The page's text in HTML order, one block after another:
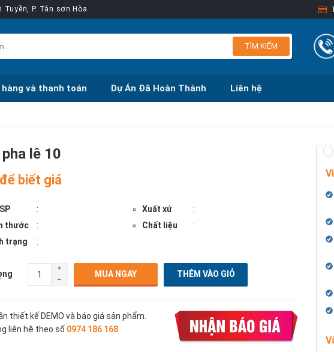
Tuyền, P. Tân sơn Hòa
TÌM KIẾM
và thanh toán Dự Án Đã Hoàn Thành Liên hệ
lê 10
biết giá
: Xuất xứ
:
thước
: Chất liệu
:
trạng
:
MUA NGAY
thiết kế DEMO và báo giá sản phẩm.
liên hệ theo số 0974 186 168